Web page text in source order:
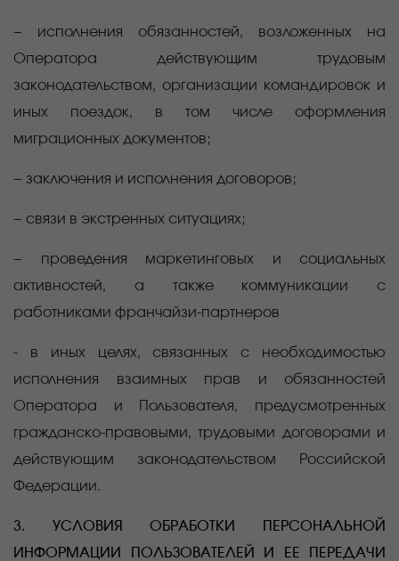
− исполнения обязанностей, возложенных на
Оператора действующим трудовым
законодательством, организации командировок и
иных поездок, в том числе оформления
миграционных документов;
− заключения и исполнения договоров;
− связи в экстренных ситуациях;
− проведения маркетинговых и социальных
активностей, а также коммуникации с
работниками франчайзи-партнеров
- в иных целях, связанных с необходимостью
исполнения взаимных прав и обязанностей
Оператора и Пользователя, предусмотренных
гражданско-правовыми, трудовыми договорами и
действующим законодательством Российской
Федерации.
3. УСЛОВИЯ ОБРАБОТКИ ПЕРСОНАЛЬНОЙ
ИНФОРМАЦИИ ПОЛЬЗОВАТЕЛЕЙ И ЕЕ ПЕРЕДАЧИ